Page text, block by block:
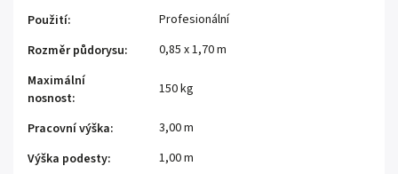
Použití:
Profesionální
Rozměr půdorysu:
0,85 x 1,70 m
Maximální
nosnost:
150 kg
Pracovní výška:
3,00 m
Výška podesty:
1,00 m